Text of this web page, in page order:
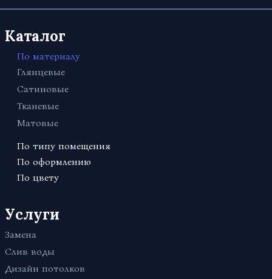
Каталог
По материалу
Глянцевые
Сатиновые
Тканевые
Матовые
По типу помещения
Для офиса
В санузел (туалет)
В комнату
В гостиную
По оформлению
Кривые линии
Фактурные с тиснением и узором
По цвету
Черные
Белые
Услуги
Замена
Слив воды
Дизайн потолков